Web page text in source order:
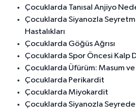
Çocuklarda Tanısal Anjiyo
Çocuklarda Siyanozla
Hastalıkları
Çocuklarda Göğüs Ağrısı
Çocuklarda Spor Öncesi Kalp
Çocuklarda Üfürüm: Masum
Çocuklarda Perikardit
Çocuklarda Miyokardit
Çocuklarda Siyanozla